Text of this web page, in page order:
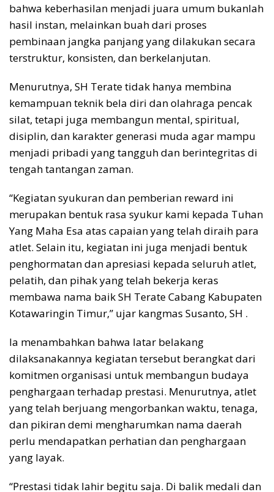
bahwa keberhasilan menjadi juara umum bukanlah
hasil instan, melainkan buah dari proses
pembinaan jangka panjang yang dilakukan secara
terstruktur, konsisten, dan berkelanjutan.
Menurutnya, SH Terate tidak hanya membina
kemampuan teknik bela diri dan olahraga pencak
silat, tetapi juga membangun mental, spiritual,
disiplin, dan karakter generasi muda agar mampu
menjadi pribadi yang tangguh dan berintegritas di
tengah tantangan zaman.
“Kegiatan syukuran dan pemberian reward ini
merupakan bentuk rasa syukur kami kepada Tuhan
Yang Maha Esa atas capaian yang telah diraih para
atlet. Selain itu, kegiatan ini juga menjadi bentuk
penghormatan dan apresiasi kepada seluruh atlet,
pelatih, dan pihak yang telah bekerja keras
membawa nama baik SH Terate Cabang Kabupaten
Kotawaringin Timur,” ujar kangmas Susanto, SH .
Ia menambahkan bahwa latar belakang
dilaksanakannya kegiatan tersebut berangkat dari
komitmen organisasi untuk membangun budaya
penghargaan terhadap prestasi. Menurutnya, atlet
yang telah berjuang mengorbankan waktu, tenaga,
dan pikiran demi mengharumkan nama daerah
perlu mendapatkan perhatian dan penghargaan
yang layak.
“Prestasi tidak lahir begitu saja. Di balik medali dan